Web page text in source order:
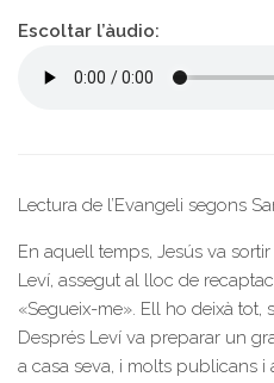
Italiano
English
Escoltar l’àudio:
Lectura de l’Evangeli segons
En aquell temps, Jesús va
Leví, assegut al lloc de
«Segueix-me». Ell ho deixà tot,
Després Leví va preparar un
a casa seva, i molts publicans i